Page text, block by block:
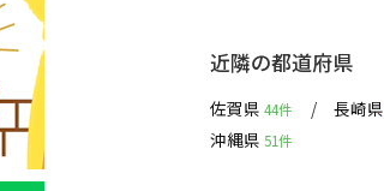
近隣の都道府県
佐賀県 44件 長崎県
沖縄県 51件